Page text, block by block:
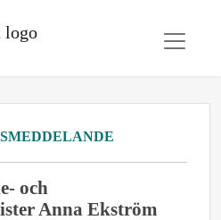
och
Anna Ekström